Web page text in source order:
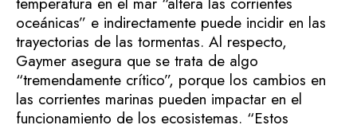
oceánicas” e indirectamente puede incidir en las
trayectorias de las tormentas. Al respecto,
Gaymer asegura que se trata de algo
“tremendamente crítico”, porque los cambios en
las corrientes marinas pueden impactar en el
funcionamiento de los ecosistemas. “Estos